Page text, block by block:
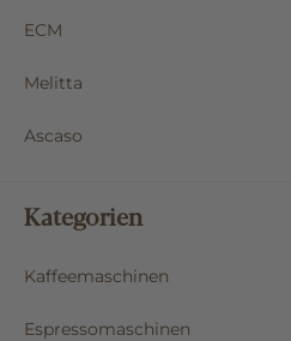
ECM
Melitta
Ascaso
Kategorien
Kaffeemaschinen
Espressomaschinen